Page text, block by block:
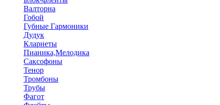
Валторна
Гобой
Губные Гармоники
Дудук
Кларнеты
Пианика,Мелодика
Саксофоны
Тенор
Тромбоны
Трубы
Фагот